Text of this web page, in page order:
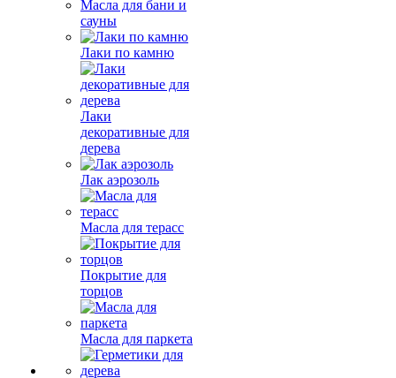
Масла для бани и
сауны
Лаки по камню
Лаки
декоративные для
дерева
Лак аэрозоль
Масла для терасс
Покрытие для
торцов
Масла для паркета